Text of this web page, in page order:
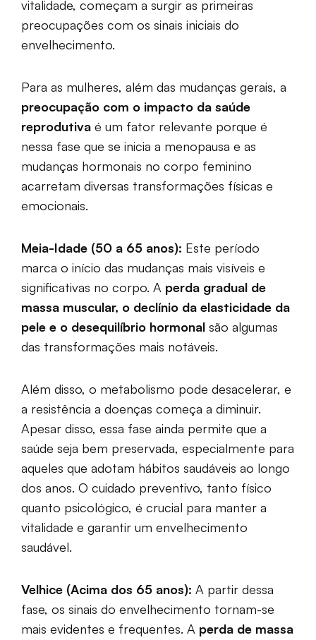
vitalidade, começam a surgir as primeiras
preocupações com os sinais iniciais do
envelhecimento.
Para as mulheres, além das mudanças gerais, a
preocupação com o impacto da saúde
reprodutiva é um fator relevante porque é
nessa fase que se inicia a menopausa e as
mudanças hormonais no corpo feminino
acarretam diversas transformações físicas e
emocionais.
Meia-Idade (50 a 65 anos): Este período
marca o início das mudanças mais visíveis e
significativas no corpo. A perda gradual de
massa muscular, o declínio da elasticidade da
pele e o desequilíbrio hormonal são algumas
das transformações mais notáveis.
Além disso, o metabolismo pode desacelerar, e
a resistência a doenças começa a diminuir.
Apesar disso, essa fase ainda permite que a
saúde seja bem preservada, especialmente para
aqueles que adotam hábitos saudáveis ao longo
dos anos. O cuidado preventivo, tanto físico
quanto psicológico, é crucial para manter a
vitalidade e garantir um envelhecimento
saudável.
Velhice (Acima dos 65 anos): A partir dessa
fase, os sinais do envelhecimento tornam-se
mais evidentes e frequentes. A perda de massa